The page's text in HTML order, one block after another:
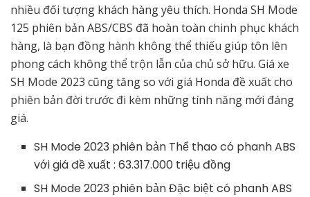
nhiều đối tượng khách hàng yêu thích. Honda SH Mode
125 phiên bản ABS/CBS đã hoàn toàn chinh phục khách
hàng, là bạn đồng hành không thể thiếu giúp tôn lên
phong cách không thể trộn lẫn của chủ sở hữu. Giá xe
SH Mode 2023 cũng tăng so với giá Honda đề xuất cho
phiên bản đời trước đi kèm những tính năng mới đáng
giá.
SH Mode 2023 phiên bản Thể thao có phanh ABS
với giá đề xuất : 63.317.000 triệu đồng
SH Mode 2023 phiên bản Đặc biệt có phanh ABS